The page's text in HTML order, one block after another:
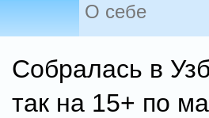
О себе
Собралась в
так на 15+ по